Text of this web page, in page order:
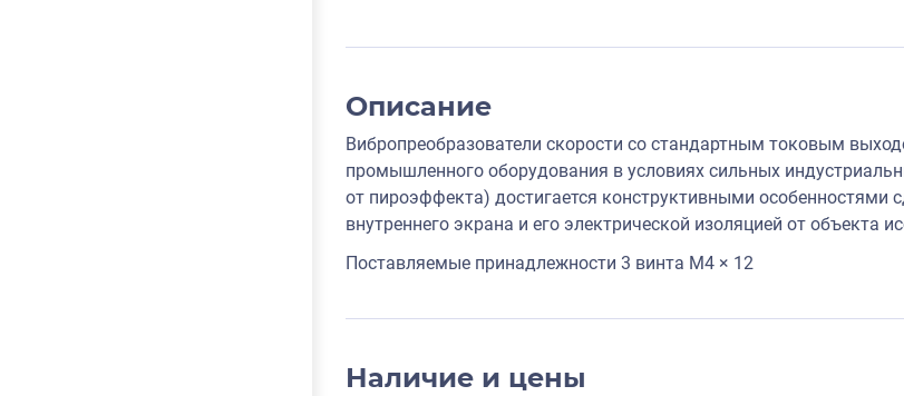
Описание
Вибропреобразователи скорости со стандартным токовым
промышленного оборудования в условиях сильных
от пироэффекта) достигается конструктивными особенностями
внутреннего экрана и его электрической изоляцией от объекта
Поставляемые принадлежности 3 винта M4 × 12
Наличие и цены